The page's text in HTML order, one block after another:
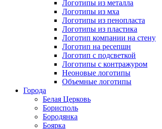
Логотипы из металла
Логотипы из мха
Логотипы из пенопласта
Логотипы из пластика
Логотип компании на стену
Логотип на ресепшн
Логотип с подсветкой
Логотипы с контражуром
Неоновые логотипы
Объемные логотипы
Города
Белая Церковь
Борисполь
Бородянка
Боярка